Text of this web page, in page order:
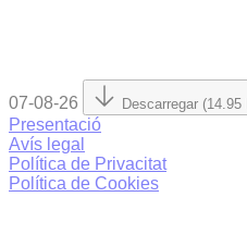
07-08-26 Descarregar (14.95
Presentació
Avís legal
Política de Privacitat
Política de Cookies